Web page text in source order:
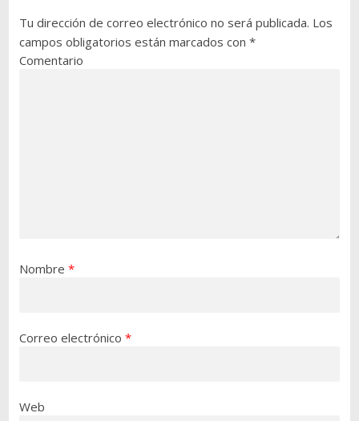
Tu dirección de correo electrónico no será publicada. Los
campos obligatorios están marcados con *
Comentario
Nombre *
Correo electrónico *
Web